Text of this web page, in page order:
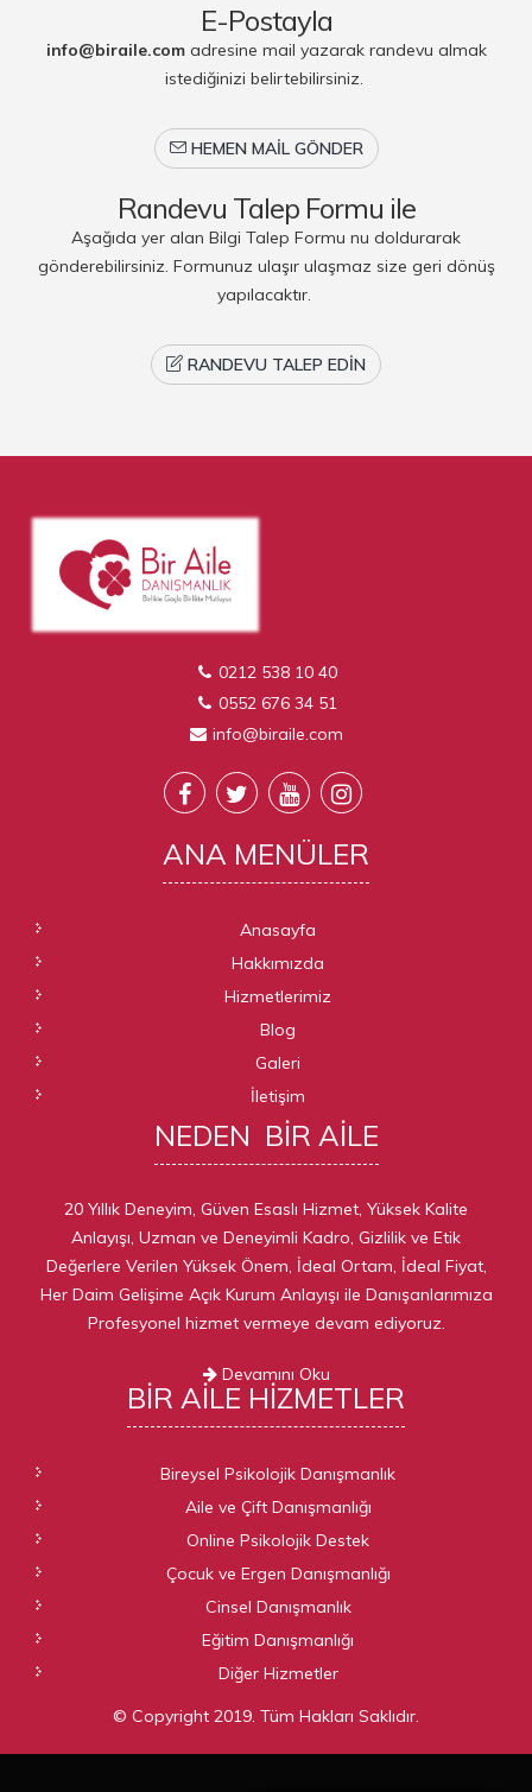
E-Postayla
info@biraile.comadresine mail yazarak randevu almak
istediğinizi belirtebilirsiniz.
HEMEN MAIL GÖNDER
Randevu Talep Formu ile
Aşağıda yer alan Bilgi Talep Formu nu doldurarak
gönderebilirsiniz. Formunuz ulaşır ulaşmaz size geri dönüş
yapılacaktır.
RANDEVU TALEP EDIN
0212 538 10 40
0552 676 34 51
info@biraile.com
ANA MENÜLER
Anasayfa
Hakkımızda
Hizmetlerimiz
Blog
Galeri
İletişim
NEDEN BIR AILE
20 Yıllık Deneyim, Güven Esaslı Hizmet, Yüksek Kalite
Anlayışı, Uzman ve Deneyimli Kadro, Gizlilik ve Etik
Değerlere Verilen Yüksek Önem, İdeal Ortam, İdeal Fiyat,
Her Daim Gelişime Açık Kurum Anlayışı ile Danışanlarımıza
Profesyonel hizmet vermeye devam ediyoruz.
Devamını Oku
BIR AILE HIZMETLER
Bireysel Psikolojik Danışmanlık
Aile ve Çift Danışmanlığı
Online Psikolojik Destek
Çocuk ve Ergen Danışmanlığı
Cinsel Danışmanlık
Eğitim Danışmanlığı
Diğer Hizmetler
© Copyright 2019. Tüm Hakları Saklıdır.